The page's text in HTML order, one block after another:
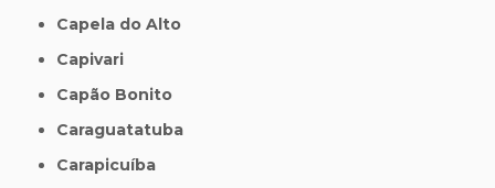
Capela do Alto
Capivari
Capão Bonito
Caraguatatuba
Carapicuíba